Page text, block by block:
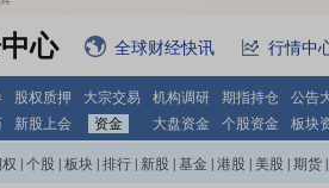
心 全球财经快讯 行情中
股权质押 大宗交易 机构调研 期指持仓
公告
新股上会 资金 大盘资金 个股资金 板块
个股 板块 排行 新股 基金 港股 美股 期货